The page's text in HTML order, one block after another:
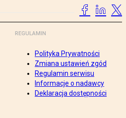
REGULAMIN
Polityka Prywatności
Zmiana ustawień zgód
Regulamin serwisu
Informacje o nadawcy
Deklaracja dostępności